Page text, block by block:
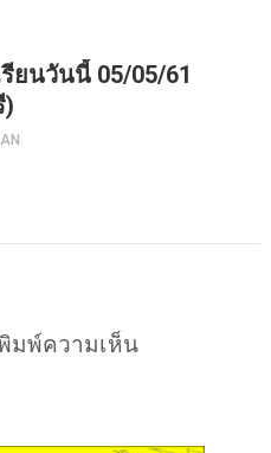
ยนวันนี้ 05/05/61
มพ์ความเห็น